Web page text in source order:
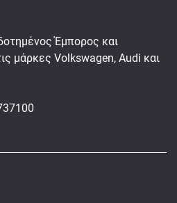
Έμπορος και
μάρκες Volkswagen, Audi και